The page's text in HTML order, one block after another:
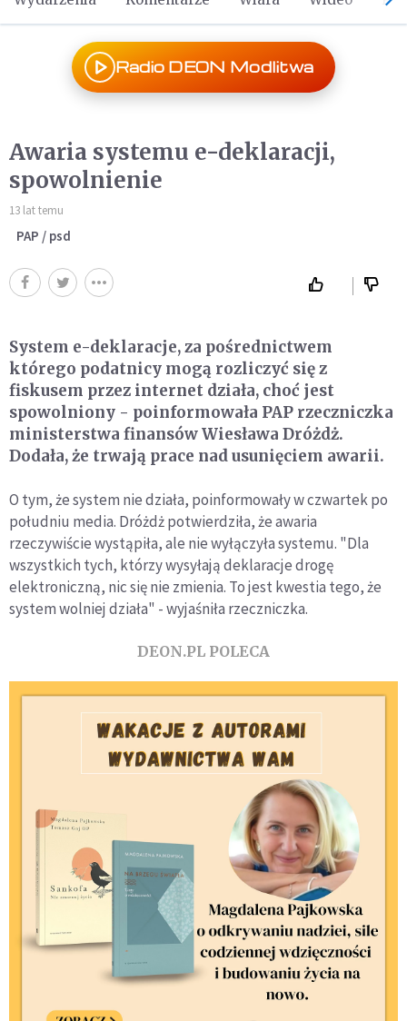
Radio DEON Modlitwa
Awaria systemu e-deklaracji,
spowolnienie
13 lat temu
PAP / psd
System e-deklaracje, za pośrednictwem
którego podatnicy mogą rozliczyć się z
fiskusem przez internet działa, choć jest
spowolniony - poinformowała PAP rzeczniczka
ministerstwa finansów Wiesława Dróżdż.
Dodała, że trwają prace nad usunięciem awarii.
O tym, że system nie działa, poinformowały w czwartek po
południu media. Dróżdż potwierdziła, że awaria
rzeczywiście wystąpiła, ale nie wyłączyła systemu. "Dla
wszystkich tych, którzy wysyłają deklaracje drogę
elektroniczną, nic się nie zmienia. To jest kwestia tego, że
system wolniej działa" - wyjaśniła rzeczniczka.
DEON.PL POLECA